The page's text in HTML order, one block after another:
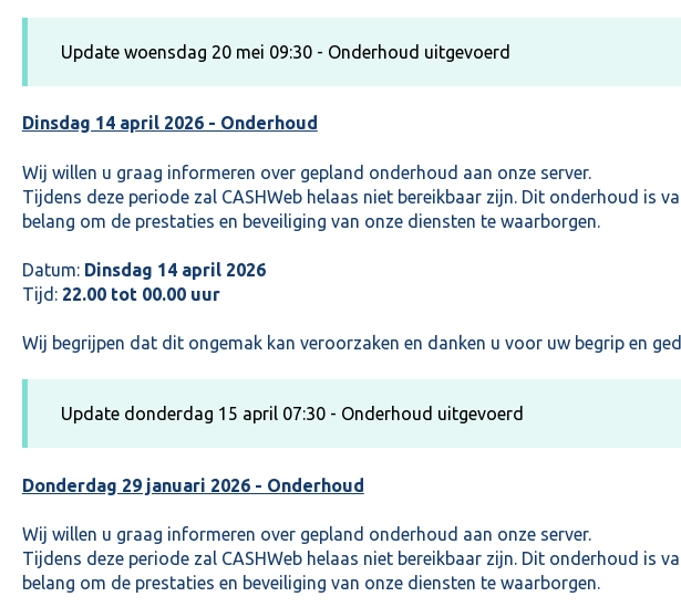
Update woensdag 20 mei 09:30 - Onderhoud uitgevoerd
Dinsdag 14 april 2026 - Onderhoud
Wij willen u graag informeren over gepland onderhoud aan onze server.
Tijdens deze periode zal CASHWeb helaas niet bereikbaar zijn. Dit onderhoud is
belang om de prestaties en beveiliging van onze diensten te waarborgen.
Datum: Dinsdag 14 april 2026
Tijd: 22.00 tot 00.00 uur
Wij begrijpen dat dit ongemak kan veroorzaken en danken u voor uw begrip en
Update donderdag 15 april 07:30 - Onderhoud uitgevoerd
Donderdag 29 januari 2026 - Onderhoud
Wij willen u graag informeren over gepland onderhoud aan onze server.
Tijdens deze periode zal CASHWeb helaas niet bereikbaar zijn. Dit onderhoud is
belang om de prestaties en beveiliging van onze diensten te waarborgen.